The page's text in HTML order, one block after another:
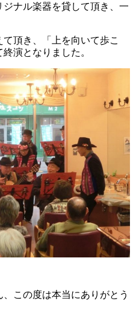
ジナル楽器を貸して頂き、一
頂き、「上を向いて歩こ
演となりました。
この度は本当にありがとう